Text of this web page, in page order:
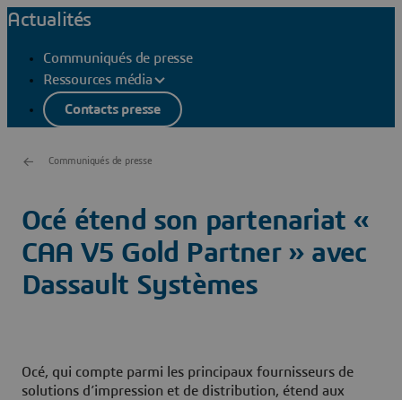
Actualités
Communiqués de presse
Ressources média
Contacts presse
Communiqués de presse
Océ étend son partenariat «
CAA V5 Gold Partner » avec
Dassault Systèmes
Océ, qui compte parmi les principaux fournisseurs de
solutions d’impression et de distribution, étend aux